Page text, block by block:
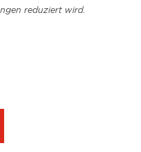
reduziert wird.